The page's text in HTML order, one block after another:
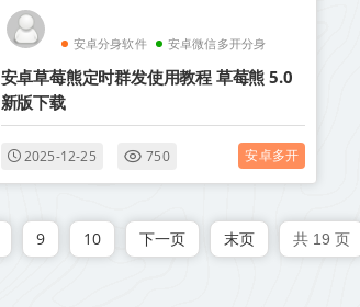
安卓分身软件 安卓微信多开分身
安卓草莓熊定时群发使用教程 草莓熊 5.0
新版下载
2025-12-25 750 安卓多开
9 10 下一页 末页 共 19 页